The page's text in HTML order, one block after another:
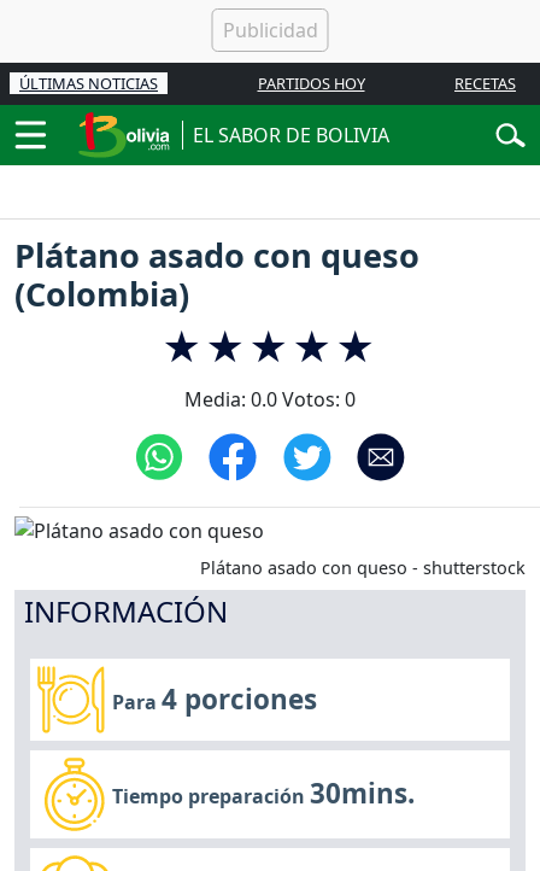
ÚLTIMAS NOTICIAS PARTIDOS HOY RECETAS
EL SABOR DE BOLIVIA
Plátano asado con queso
(Colombia)
Media: 0.0Votos: 0
Plátano asado con queso - shutterstock
INFORMACIÓN
Para4 porciones
Tiempo preparación30mins.